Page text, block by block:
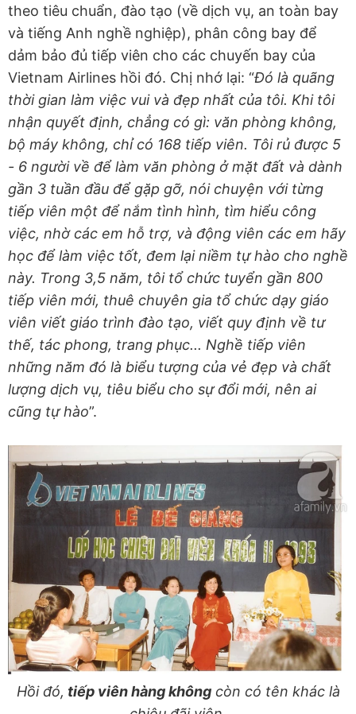
theo tiêu chuẩn, đào tạo (về dịch vụ, an toàn bay
và tiếng Anh nghề nghiệp), phân công bay để
dảm bảo đủ tiếp viên cho các chuyến bay của
Vietnam Airlines hồi đó. Chị nhớ lại: “Đó là quãng
thời gian làm việc vui và đẹp nhất của tôi. Khi tôi
nhận quyết định, chẳng có gì: văn phòng không,
bộ máy không, chỉ có 168 tiếp viên. Tôi rủ được 5
- 6 người về để làm văn phòng ở mặt đất và dành
gần 3 tuần đầu để gặp gỡ, nói chuyện với từng
tiếp viên một để nắm tình hình, tìm hiểu công
việc, nhờ các em hỗ trợ, và động viên các em hãy
học để làm việc tốt, đem lại niềm tự hào cho nghề
này. Trong 3,5 năm, tôi tổ chức tuyển gần 800
tiếp viên mới, thuê chuyên gia tổ chức dạy giáo
viên viết giáo trình đào tạo, viết quy định về tư
thế, tác phong, trang phục... Nghề tiếp viên
những năm đó là biểu tượng của vẻ đẹp và chất
lượng dịch vụ, tiêu biểu cho sự đổi mới, nên ai
cũng tự hào”.
Hồi đó, tiếp viên hàng khôngcòn có tên khác là